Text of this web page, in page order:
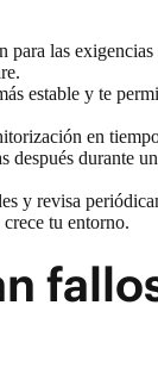
las exigencias
estable y te
en
después durante
y revisa
tu entorno.